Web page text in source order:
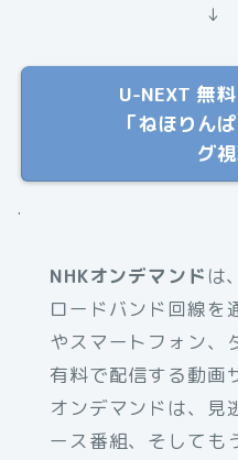
↓
U-NEXT 無
「ねほりん
グ
.
NHKオンデマンド は
ロードバンド回線を
やスマートフォン、
有料で配信する動画
オンデマンドは、見
ース番組、そしても